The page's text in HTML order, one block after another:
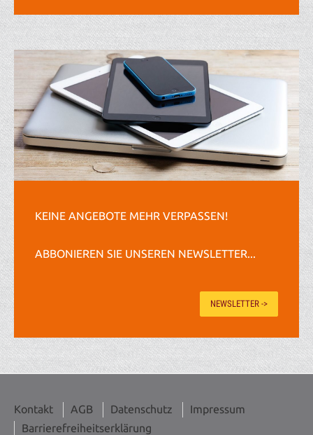
KEINE ANGEBOTE MEHR VERPASSEN!
ABBONIEREN SIE UNSEREN NEWSLETTER...
NEWSLETTER ->
Kontakt AGB Datenschutz
Impressum
Barrierefreiheitserklärung